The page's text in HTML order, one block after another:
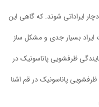
ایراداتی شوند. که گاهی این
بسیار جدی و مشکل ساز
ظرفشویی پاناسونیک در
پاناسونیک در قم اشنا